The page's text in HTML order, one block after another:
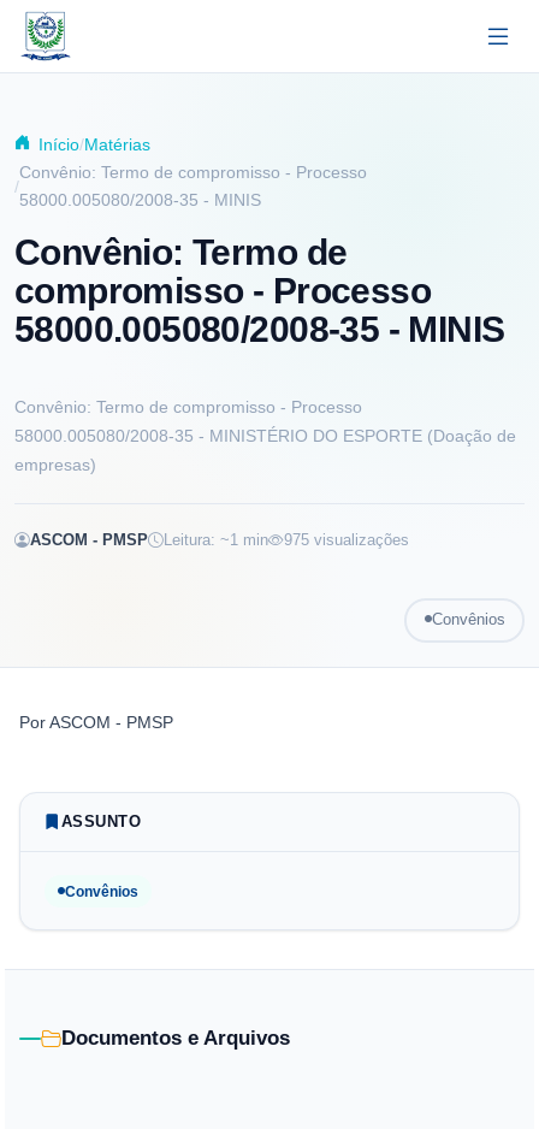
Pular para o conteúdo principal
Início Matérias
Convênio: Termo de compromisso - Processo
58000.005080/2008-35 - MINIS
Convênio: Termo de
compromisso - Processo
58000.005080/2008-35 - MINIS
Convênios
Convênio: Termo de compromisso - Processo
58000.005080/2008-35 - MINISTÉRIO DO ESPORTE (Doação de
empresas)
ASCOM - PMSP Leitura: ~1 min 975 visualizações
PorASCOM - PMSP
ASSUNTO
Convênios
Documentos e Arquivos